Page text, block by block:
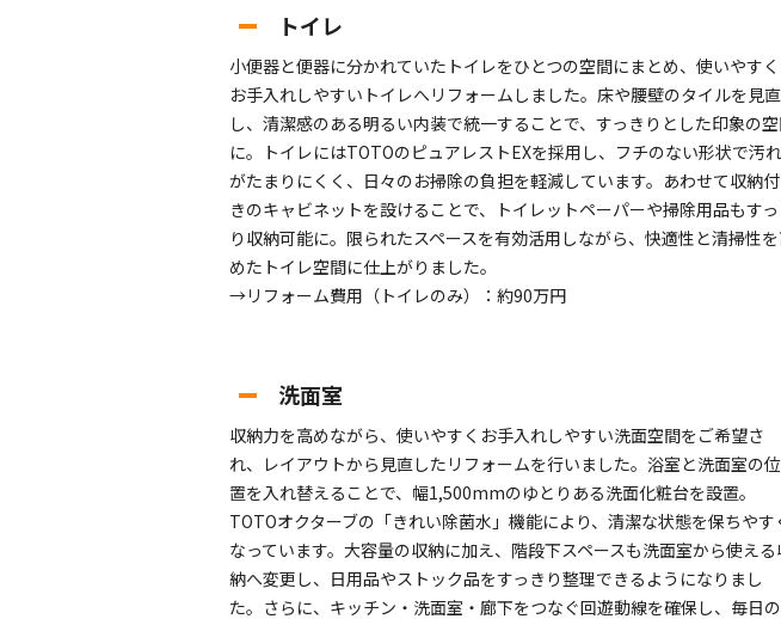
トイレ
小便器と便器に分かれていたトイレをひとつの空間にまとめ、使いやすく
お手入れしやすいトイレへリフォームしました。床や腰壁のタイルを見直
し、清潔感のある明るい内装で統一することで、すっきりとした印象の
に。トイレにはTOTOのピュアレストEXを採用し、フチのない形状で汚れ
がたまりにくく、日々のお掃除の負担を軽減しています。あわせて収納付
きのキャビネットを設けることで、トイレットペーパーや掃除用品もすっ
り収納可能に。限られたスペースを有効活用しながら、快適性と清掃性
めたトイレ空間に仕上がりました。
→リフォーム費用（トイレのみ）：約90万円
洗面室
収納力を高めながら、使いやすくお手入れしやすい洗面空間をご希望さ
れ、レイアウトから見直したリフォームを行いました。浴室と洗面室の位
置を入れ替えることで、幅1,500mmのゆとりある洗面化粧台を設置。
TOTOオクターブの「きれい除菌水」機能により、清潔な状態を保ちやす
なっています。大容量の収納に加え、階段下スペースも洗面室から使える
納へ変更し、日用品やストック品をすっきり整理できるようになりまし
た。さらに、キッチン・洗面室・廊下をつなぐ回遊動線を確保し、毎日の